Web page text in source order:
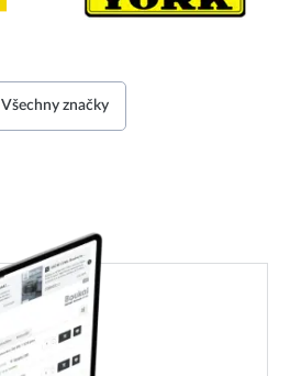
Všechny značky